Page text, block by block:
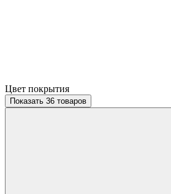
Цвет покрытия
Показать 36 товаров